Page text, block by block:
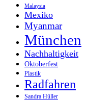
Malaysia
Mexiko
Myanmar
München
Nachhaltigkeit
Oktoberfest
Plastik
Radfahren
Sandra Hüller